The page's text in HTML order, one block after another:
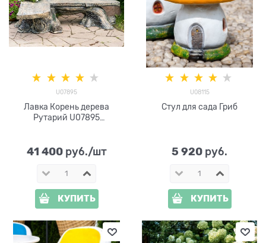
U07895
Лавка Корень дерева
Рутарий U07895
41 400 руб./шт
КУПИТЬ
U08115
Стул для сада Гриб
5 920 руб.
КУПИТЬ